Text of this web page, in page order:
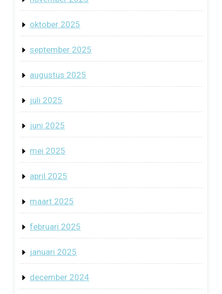
oktober 2025
september 2025
augustus 2025
juli 2025
juni 2025
mei 2025
april 2025
maart 2025
februari 2025
januari 2025
december 2024